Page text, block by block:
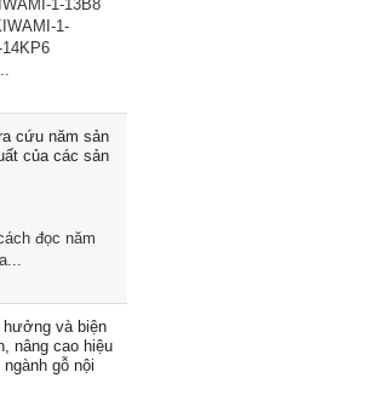
1-13B8
1-
cứu năm sản
của các sản
đọc năm
hưởng và biện
nâng cao hiệu
gỗ nội